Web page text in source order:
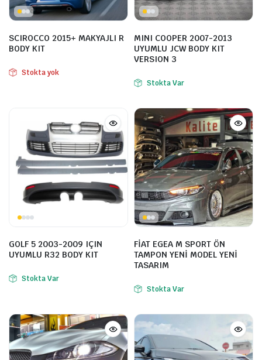
SCIROCCO 2015+ MAKYAJLI R
BODY KIT
Stokta yok
MINI COOPER 2007-2013
UYUMLU JCW BODY KIT
VERSION 3
Stokta Var
GOLF 5 2003-2009 IÇIN
UYUMLU R32 BODY KIT
Stokta Var
FİAT EGEA M SPORT ÖN
TAMPON YENİ MODEL YENİ
TASARIM
Stokta Var